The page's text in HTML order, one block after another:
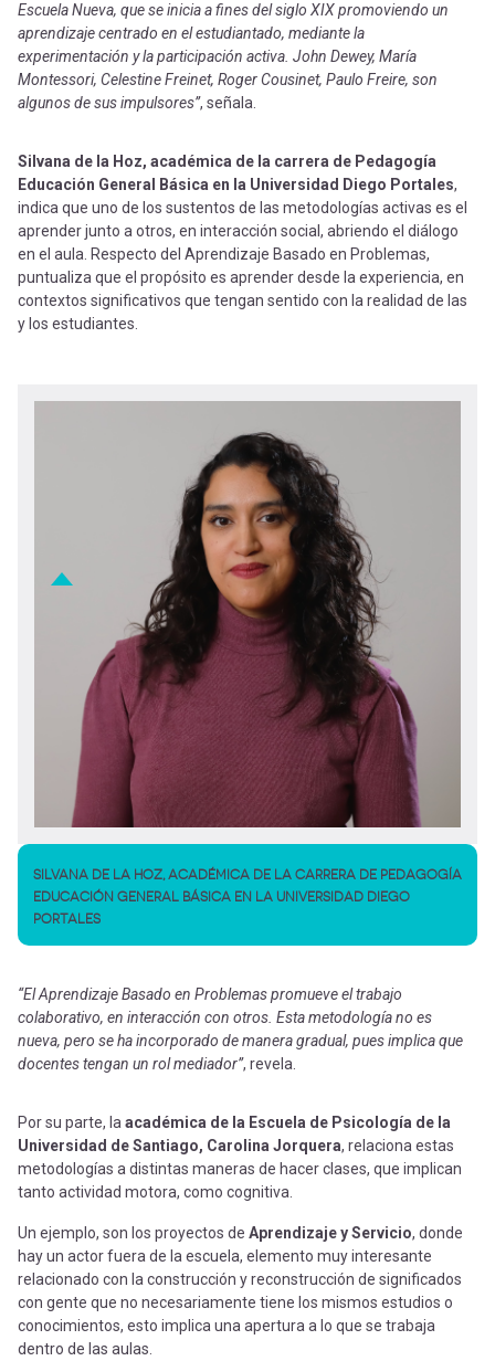
Escuela Nueva, que se inicia a fines del siglo XIX promoviendo un
aprendizaje centrado en el estudiantado, mediante la
experimentación y la participación activa. John Dewey, María
Montessori, Celestine Freinet, Roger Cousinet, Paulo Freire, son
algunos de sus impulsores”, señala.
Silvana de la Hoz, académica de la carrera de Pedagogía
Educación General Básica en la Universidad Diego Portales,
indica que uno de los sustentos de las metodologías activas es el
aprender junto a otros, en interacción social, abriendo el diálogo
en el aula. Respecto del Aprendizaje Basado en Problemas,
puntualiza que el propósito es aprender desde la experiencia, en
contextos significativos que tengan sentido con la realidad de las
y los estudiantes.
SILVANA DE LA HOZ, ACADÉMICA DE LA CARRERA DE PEDAGOGÍA
EDUCACIÓN GENERAL BÁSICA EN LA UNIVERSIDAD DIEGO
PORTALES
“El Aprendizaje Basado en Problemas promueve el trabajo
colaborativo, en interacción con otros. Esta metodología no es
nueva, pero se ha incorporado de manera gradual, pues implica que
docentes tengan un rol mediador”, revela.
Por su parte, la académica de la Escuela de Psicología de la
Universidad de Santiago, Carolina Jorquera, relaciona estas
metodologías a distintas maneras de hacer clases, que implican
tanto actividad motora, como cognitiva.
Un ejemplo, son los proyectos de Aprendizaje y Servicio, donde
hay un actor fuera de la escuela, elemento muy interesante
relacionado con la construcción y reconstrucción de significados
con gente que no necesariamente tiene los mismos estudios o
conocimientos, esto implica una apertura a lo que se trabaja
dentro de las aulas.